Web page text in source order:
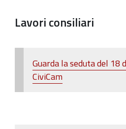
Lavori consiliari
Guarda la seduta del 18
CiviCam